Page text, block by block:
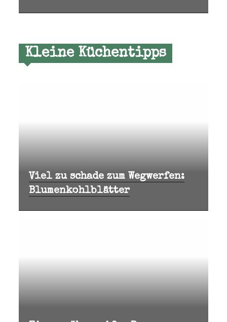
Kleine Küchentipps
Viel zu schade zum Wegwerfen:
Blumenkohlblätter